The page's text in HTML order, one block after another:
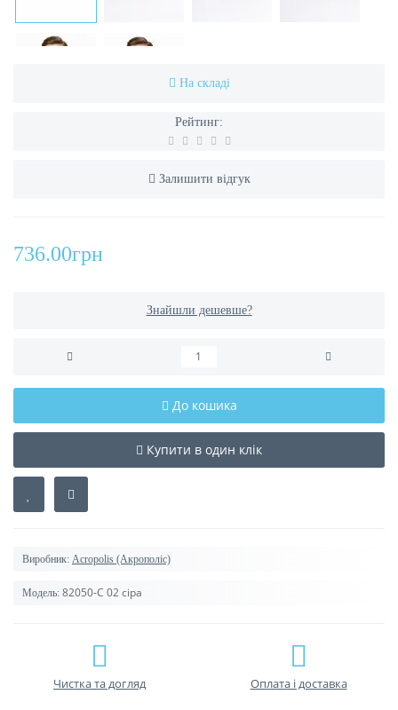
На складі
Рейтинг:
Залишити відгук
736.00грн
Знайшли дешевше?
До кошика
Купити в один клік
Виробник: Acropolis (Акрополіс)
Модель: 82050-C 02 сіра
Чистка та догляд Оплата і доставка